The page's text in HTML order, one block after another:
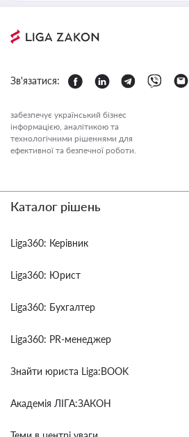
Зв'язатися:
забезпечує український бізнес
інформацією, аналітикою та
технологічними рішеннями для
ефективної та безпечної роботи.
Каталог рішень
Liga360: Керівник
Liga360: Юрист
Liga360: Бухгалтер
Liga360: PR-менеджер
Знайти юриста Liga:BOOK
Академія ЛІГА:ЗАКОН